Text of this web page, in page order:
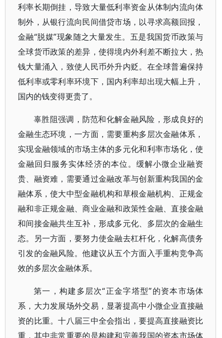
利率长期倒挂，导致大量低利率资金从体制内流向体
制外，从银行流向民间借贷市场，以寻求高额回报，
金融“脱媒”现象随之大量发生。五是我国货币政策与
全球货币政策的差异，使得境内外利差不断拉大，热
钱大量涌入，致使人民币外升内贬。在全球普遍保持
低利率或零利率环境下，国内利率却出现大幅上升，
国内的钱变得更贵了。
辜胜阻强调，防范和化解金融风险，形成良好的
金融生态环境，一方面，需要重构多层次金融体系，
实现金融领域的市场主体的多元化和利率市场化，使
金融回归服务实体经济的本位。缓解小微企业融资
贵、融资难，需要通过金融改革与创新重构我国的金
融体系，使大中型金融机构和草根金融机构、正规金
融和非正规金融、商业金融和政策性金融、直接金融
和间接金融共生互补，形成多元化、多层次的金融生
态。另一方面，要努力使金融去杠杆化，化解高债务
引发的金融风险。他建议从五个方面入手重构竞争高
效的多层次金融体系。
第一，构建多层次“正金字塔型”的资本市场体
系，大力发展场外交易，显著提高中小微企业直接融
资的比重。十八届三中全会指出，要提高直接融资比
重，其中非常重要的是构建和完善我国的资本市场体